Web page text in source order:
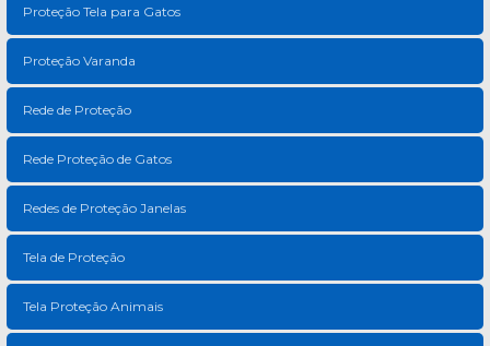
Proteção Tela para Gatos
Proteção Varanda
Rede de Proteção
Rede Proteção de Gatos
Redes de Proteção Janelas
Tela de Proteção
Tela Proteção Animais